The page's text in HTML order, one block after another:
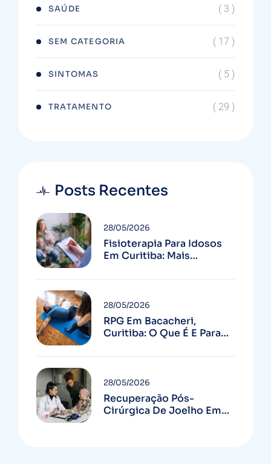
SAÚDE ( 3 )
SEM CATEGORIA ( 17 )
SINTOMAS ( 5 )
TRATAMENTO ( 29 )
Posts Recentes
Fisioterapia Para Idosos
Em Curitiba: Mais
Quedas
28/05/2026
RPG Em Bacacheri,
Curitiba: O Que É E Para
28/05/2026
Recuperação Pós-
Cirúrgica De Joelho Em
28/05/2026